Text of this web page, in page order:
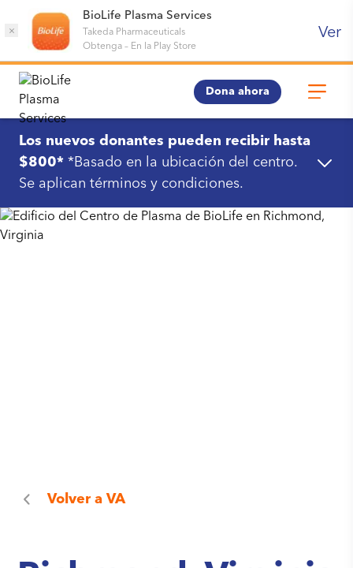
×
BioLife Plasma Services
Takeda Pharmaceuticals
Obtenga– En la Play Store
Ver
Dona ahora
Los nuevos donantes pueden recibir hasta
$800* *Basado en la ubicación del centro.
Se aplican términos y condiciones.
Volver a VA